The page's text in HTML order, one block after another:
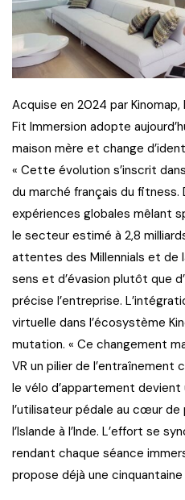
Acquise en 2024 par
Fit Immersion adopte
maison mère et change
« Cette évolution s’inscrit
du marché français du
expériences globales mêlant
le secteur estimé à 2,8
attentes des Millennials et de
sens et d’évasion plutôt que
précise l’entreprise.
virtuelle dans l’écosystème
mutation. « Ce changement
VR un pilier de l’entraînement
le vélo d’appartement devient
l’utilisateur pédale au cœur
l’Islande à l’Inde. L’effort se
rendant chaque séance
propose déjà une